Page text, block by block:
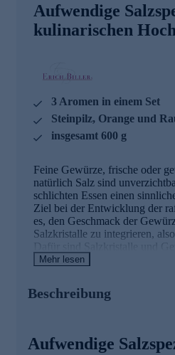
Aufwendige
kulinarischen
3 Aromen in einem Set
Steinpilz, Orange und
insgesamt 600 g
Feine Gewürze, frische oder
natürlich Salz sind
schlichten Essen einen
Ziel bei der Entwicklung der
es, den Geschmack der
Salzkristalle zu integrieren,
Dafür sind Salzkristalle und
Feuer gegangen, damit Sie mit
aufwändig nach einem eigenen
unvergleichlichen Aroma. Eine
dem Weltmarkt der
Mehr lesen
Beschreibung
Aufwendige